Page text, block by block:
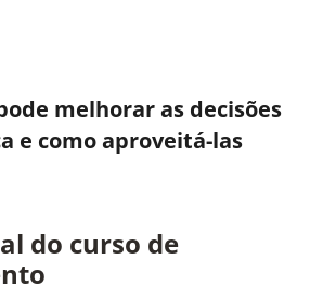
melhorar as decisões
e como aproveitá-las
do curso de